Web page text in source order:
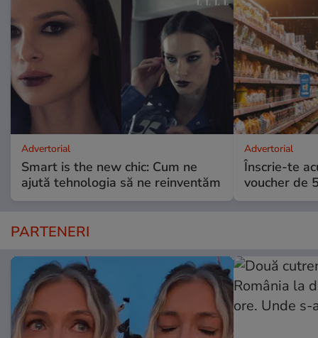
Advertorial
Smart is the new chic: Cum ne
ajută tehnologia să ne reinventăm
Advertorial
Înscrie-te
voucher de
PARTENERI